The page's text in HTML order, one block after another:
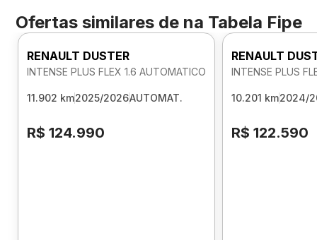
Ofertas similares de na Tabela Fipe
RENAULT DUSTER
INTENSE PLUS FLEX 1.6 AUTOMATICO
11.902 km2025/2026AUTOMAT.
R$ 124.990
RENAULT
INTENSE PLUS
10.201 km2024/
R$ 122.590